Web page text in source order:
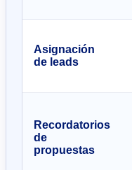
Asignación
de leads
Recordatorios
de
propuestas